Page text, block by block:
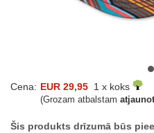
Cena: EUR 29,95 1 x koks
(Grozam atbalstam
Šis produkts drīzumā būs